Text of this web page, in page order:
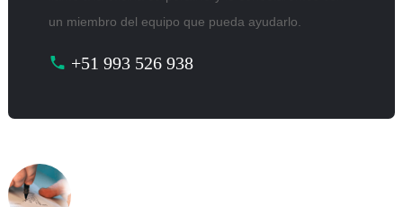
un miembro del equipo que pueda ayudarlo.
+51 993 526 938